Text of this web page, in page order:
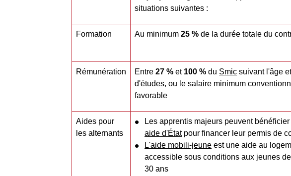
situations suivantes :
Formation Au minimum25 % de la durée totale du
Rémunération Entre27 % et 100 % du Smic suivant l'âge
d'études, ou le salaire minimum
favorable
Aides pour
les alternants
Les apprentis majeurs peuvent
aide d'Étatpour financer leur permis de
L'aide mobili-jeune est une aide au
accessible sous conditions aux jeunes
30 ans